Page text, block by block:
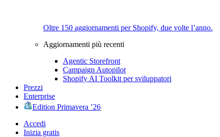
Oltre 150 aggiornamenti per Shopify, due volte l’anno.
Aggiornamenti più recenti
Agentic Storefront
Campaign Autopilot
Shopify AI Toolkit per sviluppatori
Prezzi
Enterprise
Edition Primavera ’26
Accedi
Inizia gratis